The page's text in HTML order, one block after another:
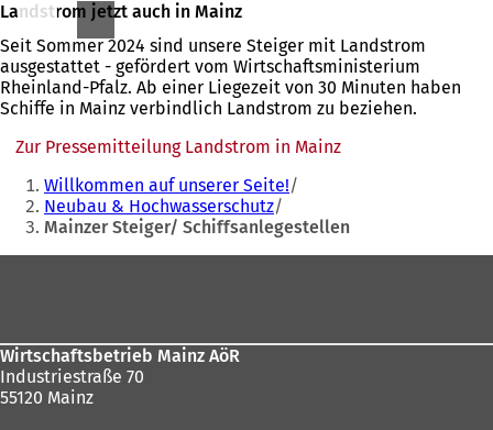
Landstrom jetzt auch in Mainz
Seit Sommer 2024 sind unsere Steiger mit Landstrom
ausgestattet - gefördert vom Wirtschaftsministerium
Rheinland-Pfalz. Ab einer Liegezeit von 30 Minuten haben
Schiffe in Mainz verbindlich Landstrom zu beziehen.
Zur Pressemitteilung Landstrom in Mainz
Tab)
Sie
befinden
sich
hier:
Willkommen auf unserer Seite!
Neubau & Hochwasserschutz
Mainzer Steiger/ Schiffsanlegestellen
Wirtschaftsbetrieb Mainz AöR
Industriestraße 70
55120 Mainz